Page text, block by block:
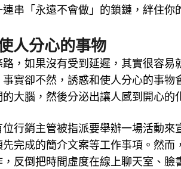
串「永遠不會做」的鎖鏈，絆住你
人分心的事物
路，如果沒有受到延遲，其實很容
實卻不然，誘惑和使人分心的事
大腦，然後分泌出讓人感到開心的
行銷主管被指派要舉辦一場活動
完成的簡介文案等工作事項。然
反倒把時間虛度在線上聊天室、